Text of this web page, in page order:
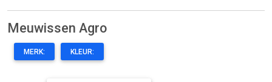
Meuwissen Agro
MERK: KLEUR: